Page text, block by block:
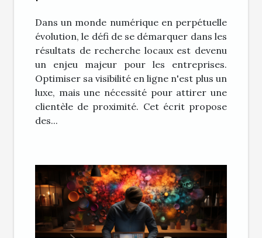
locaux
Dans un monde numérique en perpétuelle
évolution, le défi de se démarquer dans les
résultats de recherche locaux est devenu
un enjeu majeur pour les entreprises.
Optimiser sa visibilité en ligne n'est plus un
luxe, mais une nécessité pour attirer une
clientèle de proximité. Cet écrit propose
des...